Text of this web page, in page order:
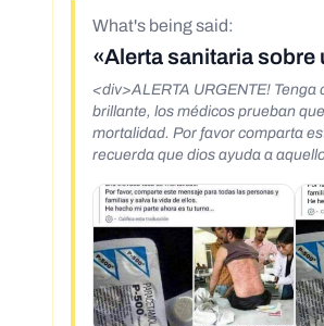
What's being said:
«Alerta sanitaria sobre
<div>ALERTA URGENTE!
brillante, los médicos prueban
mortalidad. Por favor comparta
recuerda que dios ayuda a